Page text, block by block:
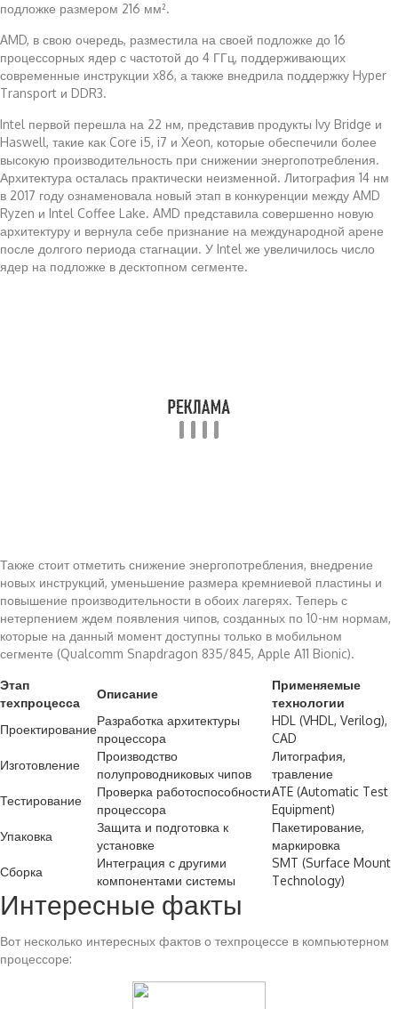
подложке размером 216 мм².
AMD, в свою очередь, разместила на своей подложке до 16
процессорных ядер с частотой до 4 ГГц, поддерживающих
современные инструкции x86, а также внедрила поддержку Hyper
Transport и DDR3.
Intel первой перешла на 22 нм, представив продукты Ivy Bridge и
Haswell, такие как Core i5, i7 и Xeon, которые обеспечили более
высокую производительность при снижении энергопотребления.
Архитектура осталась практически неизменной. Литография 14 нм
в 2017 году ознаменовала новый этап в конкуренции между AMD
Ryzen и Intel Coffee Lake. AMD представила совершенно новую
архитектуру и вернула себе признание на международной арене
после долгого периода стагнации. У Intel же увеличилось число
ядер на подложке в десктопном сегменте.
Также стоит отметить снижение энергопотребления, внедрение
новых инструкций, уменьшение размера кремниевой пластины и
повышение производительности в обоих лагерях. Теперь с
нетерпением ждем появления чипов, созданных по 10-нм нормам,
которые на данный момент доступны только в мобильном
сегменте (Qualcomm Snapdragon 835/845, Apple A11 Bionic).
Этап
техпроцесса
Описание
Применяемые
технологии
Проектирование
Разработка архитектуры
процессора
HDL (VHDL, Verilog),
CAD
Изготовление
Производство
полупроводниковых чипов
Литография,
травление
Тестирование
Проверка работоспособности
процессора
ATE (Automatic Test
Equipment)
Упаковка
Защита и подготовка к
установке
Пакетирование,
маркировка
Сборка
Интеграция с другими
компонентами системы
SMT (Surface Mount
Technology)
Интересные факты
Вот несколько интересных фактов о техпроцессе в компьютерном
процессоре: